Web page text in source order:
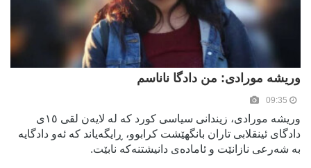
وریشە مورادی: من دادگا ناناسم
وریشە مورادی، زیندانی سیاسی کورد کە لە لایەن لقی ١٥ی
دادگای ئینقلابی تاران بانگهێشت کرابوو، ڕایگەیاند کە ئەو دادگایە
بە شەرعی نازانێت و ئامادەی دانیشتنەکە نابێت.